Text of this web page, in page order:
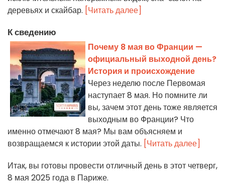
деревьях и скайбар. [Читать далее]
К сведению
Почему 8 мая во Франции —
официальный выходной день?
История и происхождение
Через неделю после Первомая
наступает 8 мая. Но помните ли
вы, зачем этот день тоже является
выходным во Франции? Что
именно отмечают 8 мая? Мы вам объясняем и
возвращаемся к истории этой даты. [Читать далее]
Итак, вы готовы провести отличный день в этот четверг,
8 мая 2025 года в Париже.